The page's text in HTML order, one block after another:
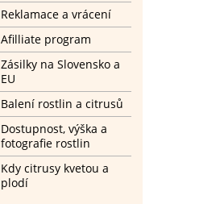
Reklamace a vrácení
Afilliate program
Zásilky na Slovensko a
EU
Balení rostlin a citrusů
Dostupnost, výška a
fotografie rostlin
Kdy citrusy kvetou a
plodí